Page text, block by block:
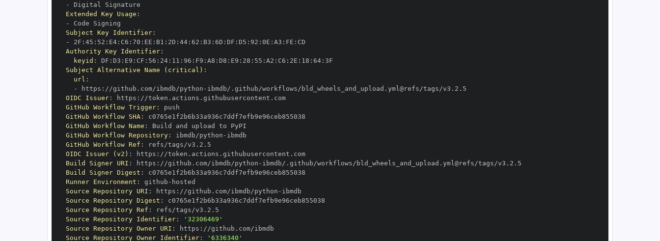
-
Extended Key Usage :
-
Subject Key Identifier:
-
2F : 45 : 52 : E4: C6 : 70 : EE : B1 : 2D : 44: 62 : B3 : 6D : DF : D5 : 92 : 0E : A3 : FE :
Authority Key Identifier:
keyid : DF : D3 : E9 : CF : 56 : 24: 11 : 96 : F9 : A8 : D8 : E9 : 28 : 55 : A2 : C6 : 2E : 18 : 64:
Subject Alternative Name (critical) :
url :
-
https : //github.com/ibmdb/python -
OIDC Issuer: https :
//token.actions.githubusercontent.com
GitHub Workflow Trigger:
GitHub Workflow SHA:
GitHub Workflow Name :
GitHub Workflow Repository: ibmdb/python -
GitHub Workflow Ref :
OIDC Issuer (v2) : https :
//token.actions.githubusercontent.com
Build Signer URI : https : //github.com/ibmdb/python -
Build Signer Digest :
Runner Environment : github -
Source Repository URI : https : //github.com/ibmdb/python -
Source Repository Digest :
Source Repository Ref :
Source Repository Identifier:
'32306469'
Source Repository Owner URI : https :
Source Repository Owner Identifier: '6336340'